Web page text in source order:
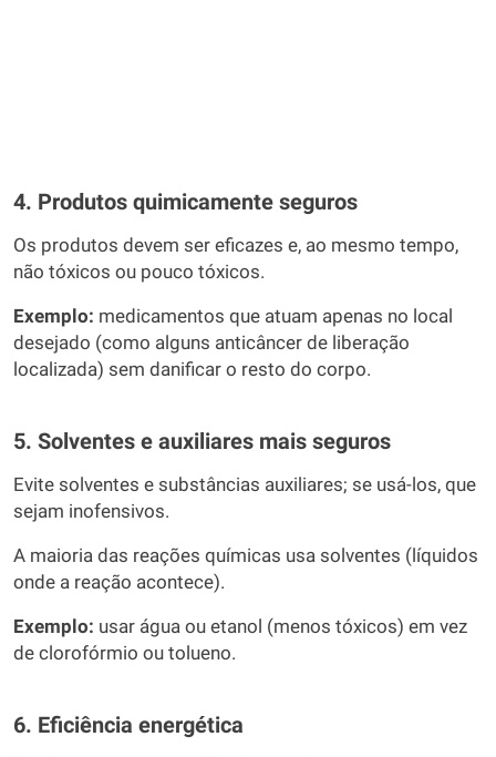
4. Produtos quimicamente seguros
Os produtos devem ser eficazes e, ao mesmo tempo,
não tóxicos ou pouco tóxicos.
Exemplo: medicamentos que atuam apenas no local
desejado (como alguns anticâncer de liberação
localizada) sem danificar o resto do corpo.
5. Solventes e auxiliares mais seguros
Evite solventes e substâncias auxiliares; se usá-los, que
sejam inofensivos.
A maioria das reações químicas usa solventes (líquidos
onde a reação acontece).
Exemplo: usar água ou etanol (menos tóxicos) em vez
de clorofórmio ou tolueno.
6. Eficiência energética